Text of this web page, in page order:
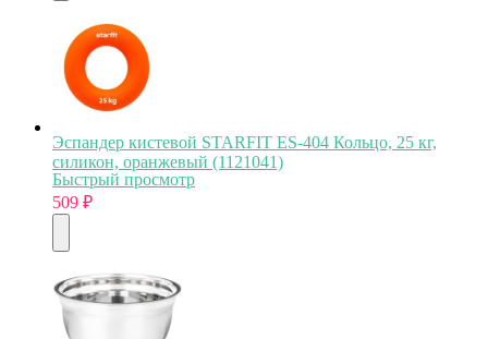
Эспандер кистевой STARFIT ES-404 Кольцо, 25 кг,
силикон, оранжевый (1121041)
Быстрый просмотр
509 ₽